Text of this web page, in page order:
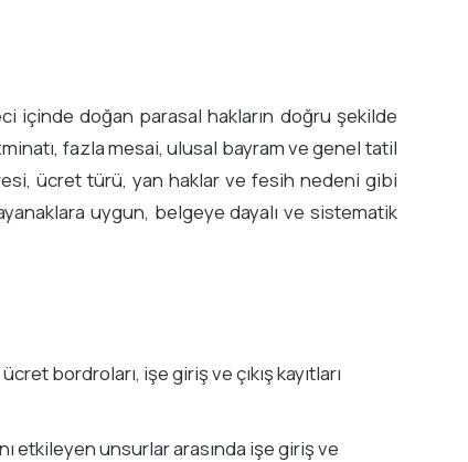
içinde doğan parasal hakların doğru şekilde
fazla mesai, ulusal bayram ve genel tatil
ücret türü, yan haklar ve fesih nedeni gibi
uygun, belgeye dayalı ve sistematik
bordroları, işe giriş ve çıkış kayıtları
etkileyen unsurlar arasında işe giriş ve